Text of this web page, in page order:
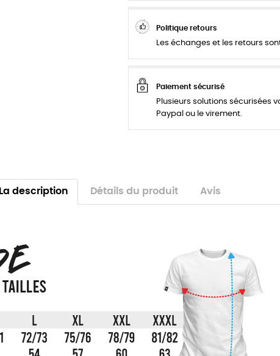
Politique retours
Les échanges et les retours
Paiement sécurisé
Plusieurs solutions sécurisées
Paypal ou le virement.
La description Détails du produit Avis